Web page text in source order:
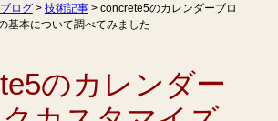
ブログ> 技術記事> concrete5のカレンダーブロ
基本について調べてみました
のカレンダー